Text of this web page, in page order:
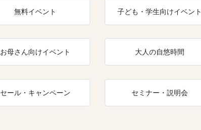
無料イベント 子ども・学生向けイベント
お母さん向けイベント 大人の自悠時間
セール・キャンペーン セミナー・説明会